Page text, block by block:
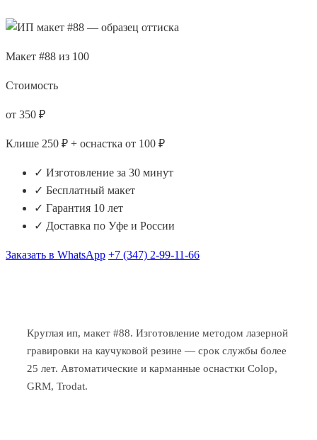
Макет #88 из 100
Стоимость
от 350 ₽
Клише 250 ₽ + оснастка от 100 ₽
✓ Изготовление за 30 минут
✓ Бесплатный макет
✓ Гарантия 10 лет
✓ Доставка по Уфе и России
Заказать в WhatsApp +7 (347) 2-99-11-66
Круглая ип, макет #88. Изготовление методом лазерной
гравировки на каучуковой резине — срок службы более
25 лет. Автоматические и карманные оснастки Colop,
GRM, Trodat.